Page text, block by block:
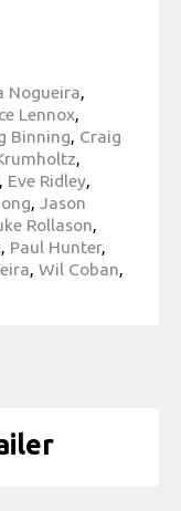
Nogueira,
Lennox,
Binning, Craig
,
, Eve Ridley,
, Jason
Rollason,
, Paul Hunter,
, Wil Coban,